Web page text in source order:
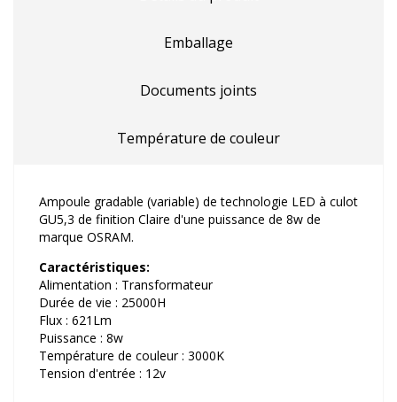
Emballage
Documents joints
Température de couleur
Ampoule gradable (variable) de technologie LED à culot
GU5,3 de finition Claire d'une puissance de 8w de
marque OSRAM.
Caractéristiques:
Alimentation : Transformateur
Durée de vie : 25000H
Flux : 621Lm
Puissance : 8w
Température de couleur : 3000K
Tension d'entrée : 12v